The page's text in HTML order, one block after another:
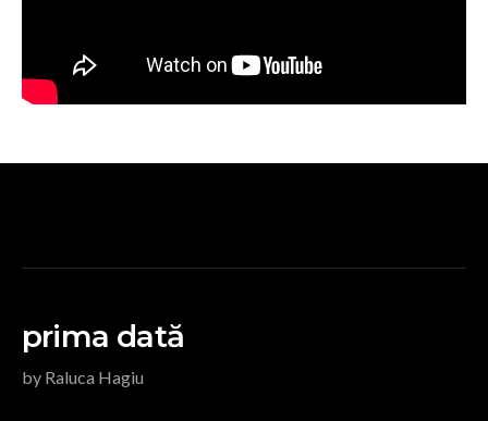
prima dată
by Raluca Hagiu